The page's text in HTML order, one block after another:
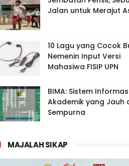
Jalan untuk Merajut
10 Lagu yang Cocok
Nemenin Input Versi
Mahasiwa FISIP UPN
BIMA: Sistem
Akademik yang Jauh
Sempurna
MAJALAH SIKAP